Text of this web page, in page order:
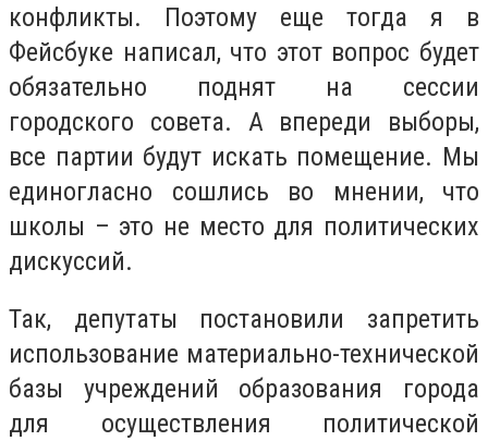
конфликты. Поэтому еще тогда я в
Фейсбуке написал, что этот вопрос будет
обязательно поднят на сессии
городского совета. А впереди выборы,
все партии будут искать помещение. Мы
единогласно сошлись во мнении, что
школы – это не место для политических
дискуссий.
Так, депутаты постановили запретить
использование материально-технической
базы учреждений образования города
для осуществления политической